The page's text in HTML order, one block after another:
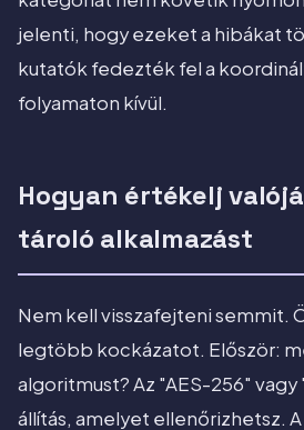
jelenti, hogy ezeket a hibákat
kutatók fedezték fel a
folyamaton kívül.
Hogyan értékelj
tároló alkalmazást
Nem kell visszafejteni semmit.
legtöbb kockázatot. Először:
algoritmust? Az "AES-256" vagy
állítás, amelyet ellenőrizhetsz.